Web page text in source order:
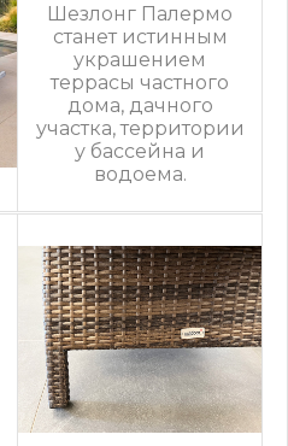
Шезлонг Палермо
станет истинным
украшением
террасы частного
дома, дачного
участка, территории
у бассейна и
водоема.